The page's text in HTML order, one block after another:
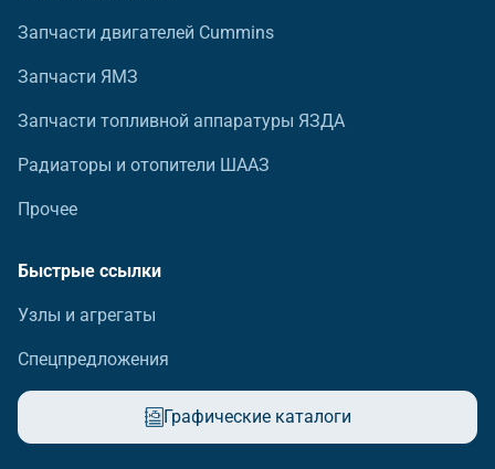
Запчасти двигателей Cummins
Запчасти ЯМЗ
Запчасти топливной аппаратуры ЯЗДА
Радиаторы и отопители ШААЗ
Прочее
Быстрые ссылки
Узлы и агрегаты
Спецпредложения
Графические каталоги